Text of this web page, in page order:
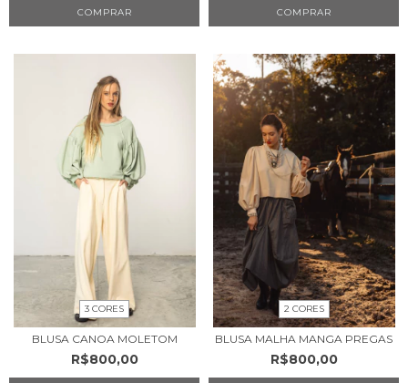
COMPRAR COMPRAR
3 CORES
BLUSA CANOA MOLETOM
R$800,00
2 CORES
BLUSA MALHA MANGA PREGAS
R$800,00